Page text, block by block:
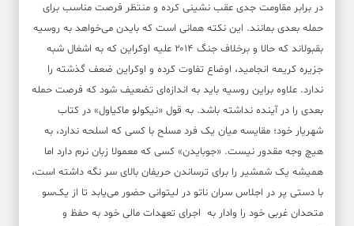
در برابر مقاومت جدی عقب نشینی کرده و منتظر فرصت مناسب برای
حمله بعدی بمانند. این نکته همانی است که بایدن می‌خواهد به روسیه
بقبولاند که حالا و برخلاف جنگ ۲۰۱۴ علیه اوکراین که به اشغال شبه
جزیره کریمه انجامید، اوضاع تفاوت کرده و اوکراین ضعف گذشته را
ندارد. علاوه براین روسیه باید به اندازه‌ای تضعیف شود که فرصت حمله
بعدی را در آینده نداشته باشد. به قول «نیکولو ماکیاول» در کتاب
شهریار خود؛ مقایسه میان یک فرد مسلح با کسی که اسلحه ندارد، به
هیچ وجه مقدور نیست. «جوبایدن» کسی که معمولا زبان نرم دارد اما
همیشه یک شمشیر را برای ترساندن حریفان بالای سر نگه داشته است،
با دستی پر در اجلاس سران ناتو در لیتوانی حضور می‌یابد تا از یک‌سو
متحدان غربی خود را وادار به اجرای تعهدات مالی خود به حفظ و